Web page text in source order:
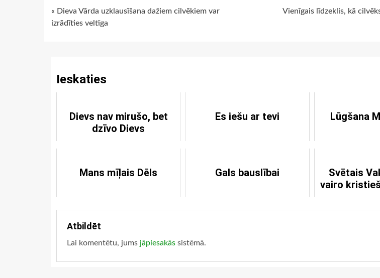
Continue
« Dieva Vārda uzklausīšana dažiem cilvēkiem var
izrādīties veltīga
Vienīgais līdzeklis, kā
Ieskaties
Dievs nav mirušo, bet
dzīvo Dievs
Es iešu ar tevi Lūgšana
Mans mīļais Dēls Gals bauslībai
Svētais
vairo
Atbildēt
Lai komentētu, jums jāpiesakās sistēmā.